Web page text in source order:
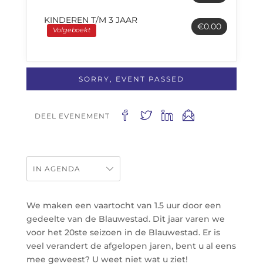
€0.00
KINDEREN T/M 3 JAAR
Volgeboekt
SORRY, EVENT PASSED
DEEL EVENEMENT
IN AGENDA
We maken een vaartocht van 1.5 uur door een
gedeelte van de Blauwestad. Dit jaar varen we
voor het 20ste seizoen in de Blauwestad. Er is
veel verandert de afgelopen jaren, bent u al eens
mee geweest? U weet niet wat u ziet!